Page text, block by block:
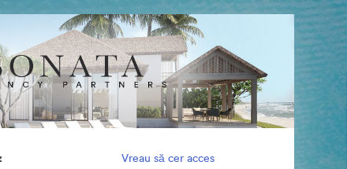
Vreau să cer acces